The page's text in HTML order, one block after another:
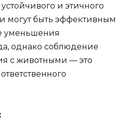
и этичного
могут быть эффективным
уменьшения
однако соблюдение
с животными — это